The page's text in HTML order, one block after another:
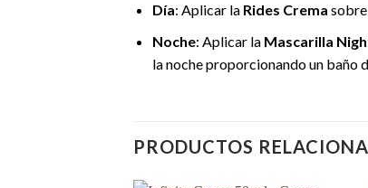
Día: Aplicar la Rides Crema
Noche: Aplicar la Mascarilla
la noche proporcionando un baño
PRODUCTOS